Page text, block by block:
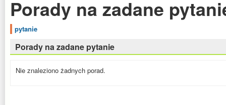
Porady na zadane
pytanie
Porady na zadane pytanie
Nie znaleziono żadnych porad.